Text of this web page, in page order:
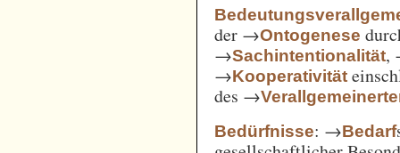
der →Ontogenese
→Sachintentionalität,
→Kooperativität
des →
Bedürfnisse: →Bedarf